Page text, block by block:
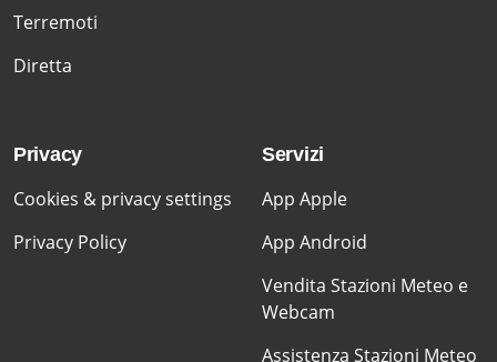
Terremoti
Diretta
Privacy
Cookies & privacy settings
Privacy Policy
Servizi
App Apple
App Android
Vendita Stazioni Meteo e
Webcam
Assistenza Stazioni Meteo